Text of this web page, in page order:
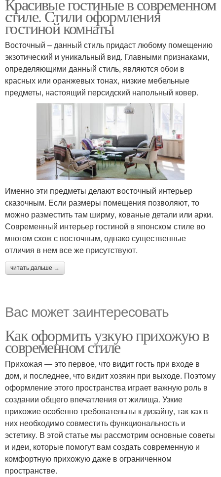
Красивые гостиные в современном
стиле. Стили оформления
гостиной комнаты
Восточный – данный стиль придаст любому помещению
экзотический и уникальный вид. Главными признаками,
определяющими данный стиль, являются обои в
красных или оранжевых тонах, низкие мебельные
предметы, настоящий персидский напольный ковер.
Именно эти предметы делают восточный интерьер
сказочным. Если размеры помещения позволяют, то
можно разместить там ширму, кованые детали или арки.
Современный интерьер гостиной в японском стиле во
многом схож с восточным, однако существенные
отличия в нем все же присутствуют.
читать дальше →
Вас может заинтересовать
Как оформить узкую прихожую в
современном стиле
Прихожая — это первое, что видит гость при входе в
дом, и последнее, что видит хозяин при выходе. Поэтому
оформление этого пространства играет важную роль в
создании общего впечатления от жилища. Узкие
прихожие особенно требовательны к дизайну, так как в
них необходимо совместить функциональность и
эстетику. В этой статье мы рассмотрим основные советы
и идеи, которые помогут вам создать современную и
комфортную прихожую даже в ограниченном
пространстве.